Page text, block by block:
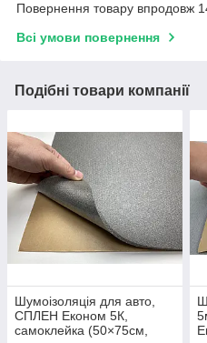
Повернення товару впродовж
Всі умови повернення
Подібні товари компанії
Шумоізоляція для авто,
СПЛЕН Економ 5К,
самоклейка (50×75см,